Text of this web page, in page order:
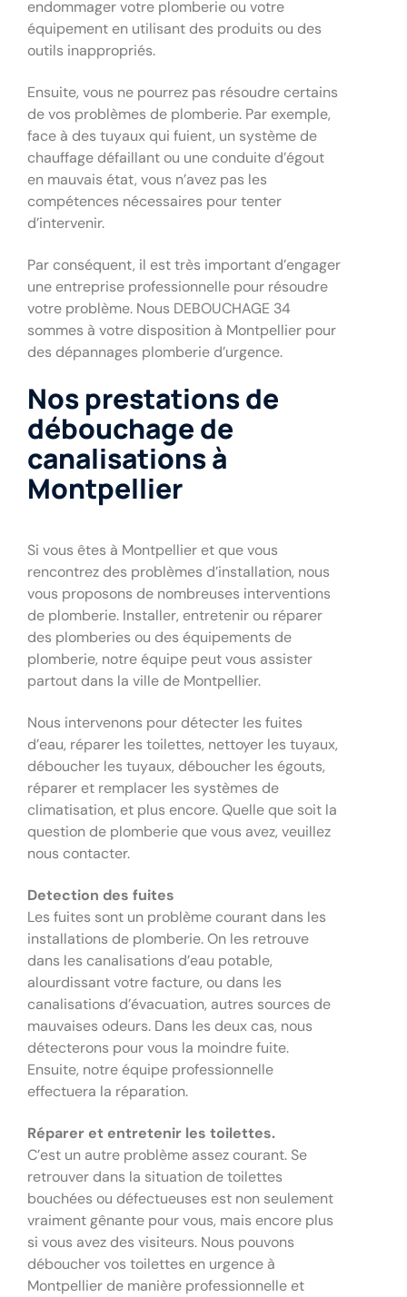
endommager votre plomberie ou votre
équipement en utilisant des produits ou des
outils inappropriés.
Ensuite, vous ne pourrez pas résoudre certains
de vos problèmes de plomberie. Par exemple,
face à des tuyaux qui fuient, un système de
chauffage défaillant ou une conduite d’égout
en mauvais état, vous n’avez pas les
compétences nécessaires pour tenter
d’intervenir.
Par conséquent, il est très important d’engager
une entreprise professionnelle pour résoudre
votre problème. Nous DEBOUCHAGE 34
sommes à votre disposition à Montpellier pour
des dépannages plomberie d’urgence.
Nos prestations de
débouchage de
canalisations à
Montpellier
Si vous êtes à Montpellier et que vous
rencontrez des problèmes d’installation, nous
vous proposons de nombreuses interventions
de plomberie. Installer, entretenir ou réparer
des plomberies ou des équipements de
plomberie, notre équipe peut vous assister
partout dans la ville de Montpellier.
Nous intervenons pour détecter les fuites
d’eau, réparer les toilettes, nettoyer les tuyaux,
déboucher les tuyaux, déboucher les égouts,
réparer et remplacer les systèmes de
climatisation, et plus encore. Quelle que soit la
question de plomberie que vous avez, veuillez
nous contacter.
Detection des fuites
Les fuites sont un problème courant dans les
installations de plomberie. On les retrouve
dans les canalisations d’eau potable,
alourdissant votre facture, ou dans les
canalisations d’évacuation, autres sources de
mauvaises odeurs. Dans les deux cas, nous
détecterons pour vous la moindre fuite.
Ensuite, notre équipe professionnelle
effectuera la réparation.
Réparer et entretenir les toilettes.
C’est un autre problème assez courant. Se
retrouver dans la situation de toilettes
bouchées ou défectueuses est non seulement
vraiment gênante pour vous, mais encore plus
si vous avez des visiteurs. Nous pouvons
déboucher vos toilettes en urgence à
Montpellier de manière professionnelle et